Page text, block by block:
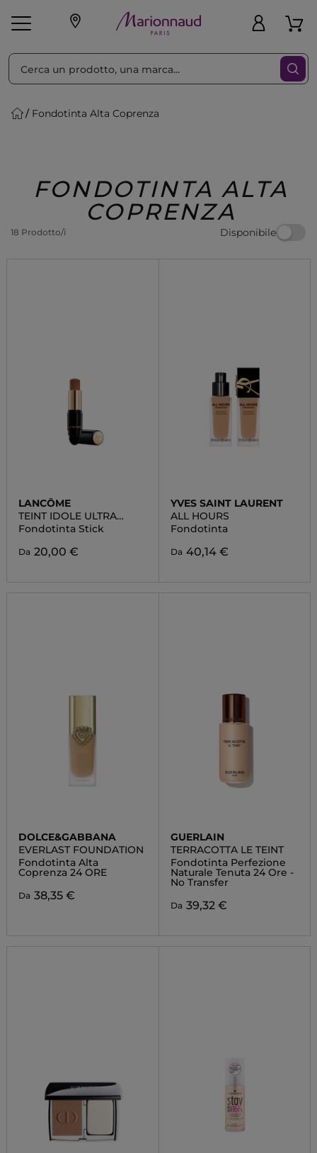
Make-up Profumi
Regalo
Fondotinta Alta Coprenza
FONDOTINTA ALTA
COPRENZA
18 Prodotto/i Disponibile
Ordina per Filtra
LANCÔME
TEINT IDOLE ULTRA
WEAR
Fondotinta Stick
Da 20,00 €
YVES SAINT LAURENT
ALL HOURS
Fondotinta
Da 40,14 €
DOLCE&GABBANA
EVERLAST FOUNDATION
Fondotinta Alta
Coprenza 24 ORE
Da 38,35 €
GUERLAIN
TERRACOTTA LE TEINT
Fondotinta Perfezione
Naturale Tenuta 24 Ore -
No Transfer
Da 39,32 €